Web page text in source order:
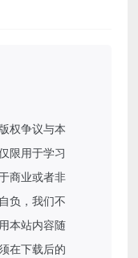
权争议与本
限用于学习
商业或者非
负，我们不
本站内容随
在下载后的